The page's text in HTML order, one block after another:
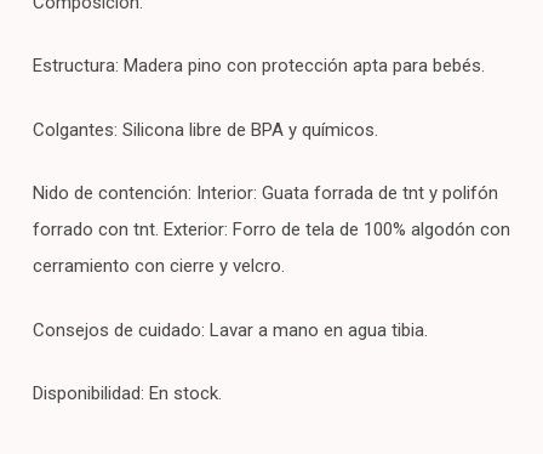
Estructura: Madera pino con protección apta para bebés.
Colgantes: Silicona libre de BPA y químicos.
Nido de contención: Interior: Guata forrada de tnt y polifón
forrado con tnt. Exterior: Forro de tela de 100% algodón con
cerramiento con cierre y velcro.
Consejos de cuidado: Lavar a mano en agua tibia.
Disponibilidad: En stock.